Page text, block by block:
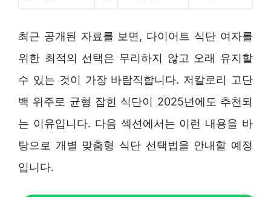
최근 공개된 자료를 보면, 다이어트 식단 여자를
위한 최적의 선택은 무리하지 않고 오래 유지할
수 있는 것이 가장 바람직합니다. 저칼로리 고단
백 위주로 균형 잡힌 식단이 2025년에도 추천되
는 이유입니다. 다음 섹션에서는 이런 내용을 바
탕으로 개별 맞춤형 식단 선택법을 안내할 예정
입니다.